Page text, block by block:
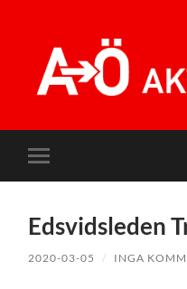
Slå
på/av
Edsvidsleden
2020-03-05 / INGA